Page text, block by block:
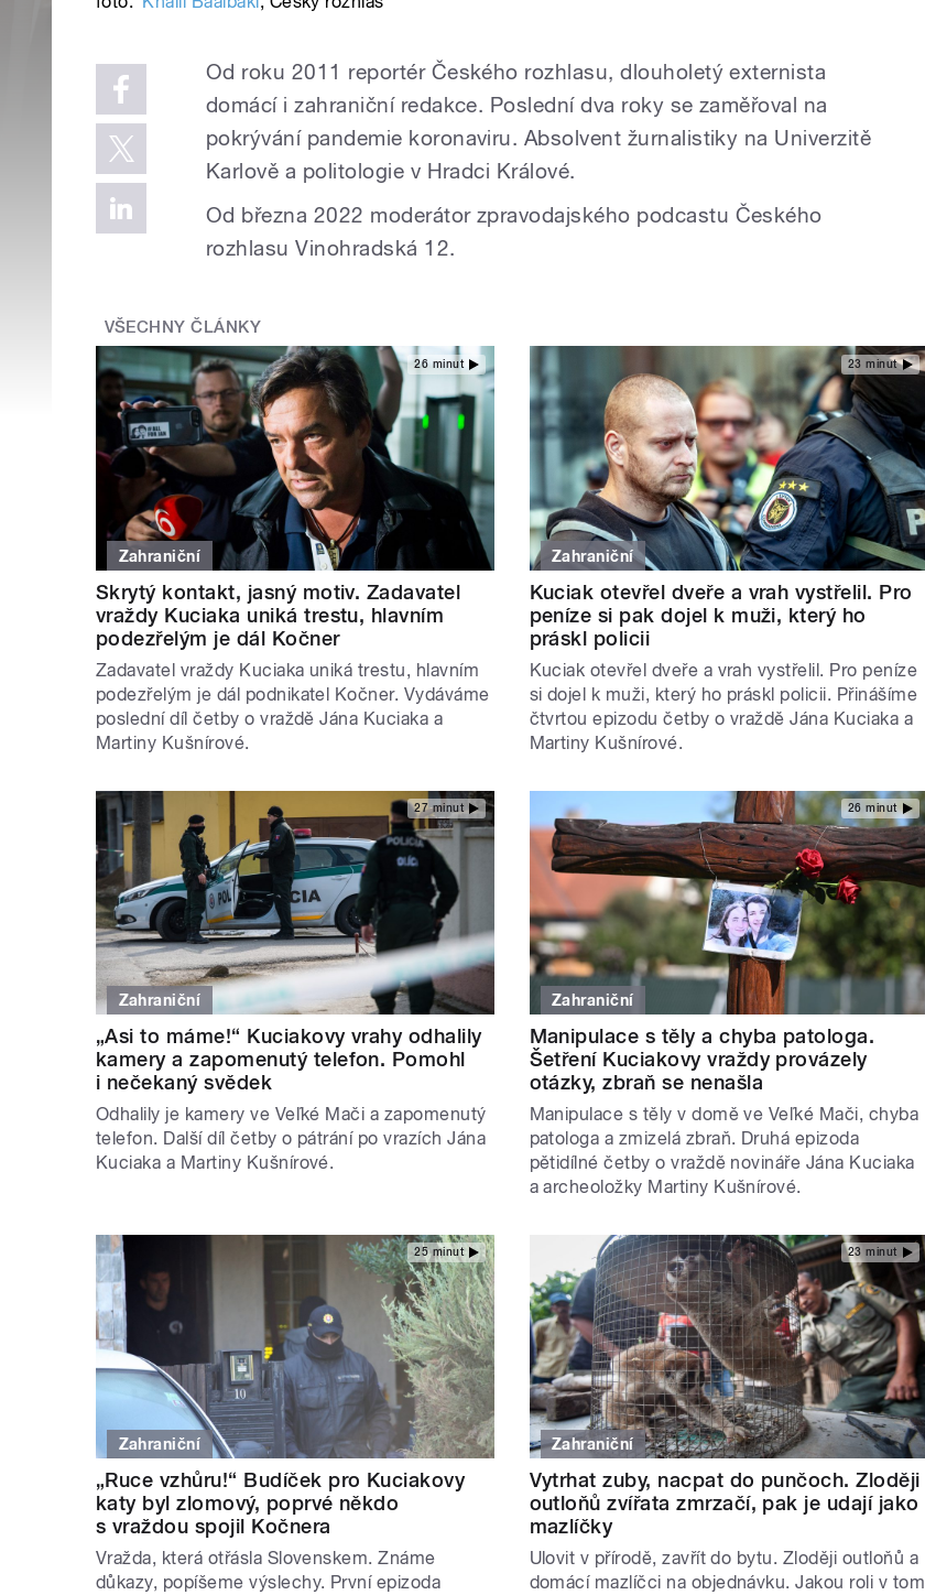
Od roku 2011 reportér Českého rozhlasu, dlouholetý externista
domácí i zahraniční redakce. Poslední dva roky se zaměřoval na
pokrývání pandemie koronaviru. Absolvent žurnalistiky na Univerzitě
Karlově a politologie v Hradci Králové.
Od března 2022 moderátor zpravodajského podcastu Českého
rozhlasu Vinohradská 12.
VŠECHNY ČLÁNKY
26 minut
Zahraniční
Skrytý kontakt, jasný motiv. Zadavatel
vraždy Kuciaka uniká trestu, hlavním
podezřelým je dál Kočner
Zadavatel vraždy Kuciaka uniká trestu, hlavním
podezřelým je dál podnikatel Kočner. Vydáváme
poslední díl četby o vraždě Jána Kuciaka a
Martiny Kušnírové.
23 minut
Zahraniční
Kuciak otevřel dveře a vrah vystřelil. Pro
peníze si pak dojel k muži, který ho
práskl policii
Kuciak otevřel dveře a vrah vystřelil. Pro peníze
si dojel k muži, který ho práskl policii. Přinášíme
čtvrtou epizodu četby o vraždě Jána Kuciaka a
Martiny Kušnírové.
27 minut
Zahraniční
„Asi to máme!“ Kuciakovy vrahy odhalily
kamery a zapomenutý telefon. Pomohl
i nečekaný svědek
Odhalily je kamery ve Veľké Mači a zapomenutý
telefon. Další díl četby o pátrání po vrazích Jána
Kuciaka a Martiny Kušnírové.
26 minut
Zahraniční
Manipulace s těly a chyba patologa.
Šetření Kuciakovy vraždy provázely
otázky, zbraň se nenašla
Manipulace s těly v domě ve Veľké Mači, chyba
patologa a zmizelá zbraň. Druhá epizoda
pětidílné četby o vraždě novináře Jána Kuciaka
a archeoložky Martiny Kušnírové.
25 minut
Zahraniční
„Ruce vzhůru!“ Budíček pro Kuciakovy
katy byl zlomový, poprvé někdo
s vraždou spojil Kočnera
Vražda, která otřásla Slovenskem. Známe
důkazy, popíšeme výslechy. První epizoda
23 minut
Zahraniční
Vytrhat zuby, nacpat do punčoch. Zloději
outloňů zvířata zmrzačí, pak je udají jako
mazlíčky
Ulovit v přírodě, zavřít do bytu. Zloději outloňů a
domácí mazlíčci na objednávku. Jakou roli v tom